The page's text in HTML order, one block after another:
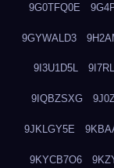
9G0TFQ0E
9GYWALD3
9I3U1D5L
9IQBZSXG
9JKLGY5E
9KYCB7O6